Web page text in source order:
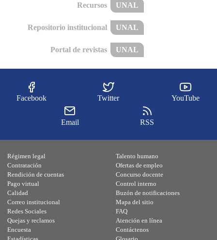
Recursos UNAL
Repositorio institucional UNAL
Portal de revistas UNAL
Facebook Twitter YouTube
Email RSS
Régimen legal
Contratación
Rendición de cuentas
Pago virtual
Calidad
Talento humano
Ofertas de empleo
Concurso docente
Control interno
Buzón de notificaciones
Correo institucional
Redes Sociales
Quejas y reclamos
Encuesta
Mapa del sitio
FAQ
Atención en línea
Contáctenos